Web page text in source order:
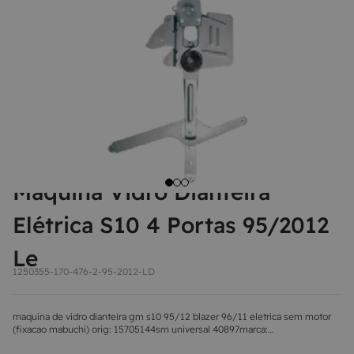
Máquina Vidro Dianteira
Elétrica S10 4 Portas 95/2012
Le
1250355-170-476-2-95-2012-LD
maquina de vidro dianteira gm s10 95/12 blazer 96/11 eletrica sem motor
(fixacao mabuchi) orig: 15705144sm universal 40897marca: